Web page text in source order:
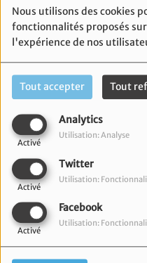
Nous utilisons des cookies
fonctionnalités proposés
l'expérience de nos
Tout accepter Tout
Analytics
Activé
Utilisation: Analyse
Twitter
Activé
Utilisation:
Facebook
Activé
Utilisation:
6
30
16